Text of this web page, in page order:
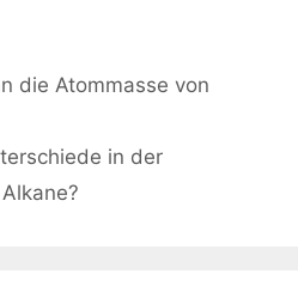
die Atommasse von
in der